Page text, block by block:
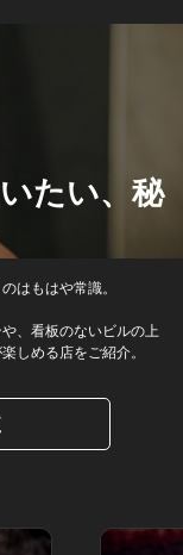
たい、秘
はもはや常識。
、看板のないビルの上
しめる店をご紹介。